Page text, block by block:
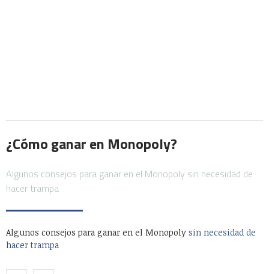
¿Cómo ganar en Monopoly?
Algunos consejos para ganar en el Monopoly sin necesidad de
hacer trampa
Algunos consejos para ganar en el Monopoly sin necesidad de
hacer trampa